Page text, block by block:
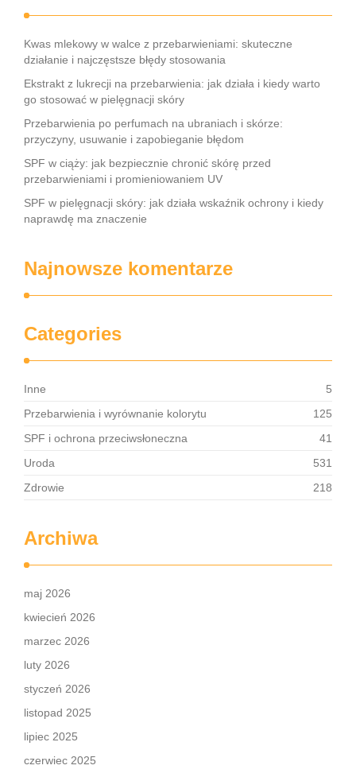
Kwas mlekowy w walce z przebarwieniami: skuteczne
działanie i najczęstsze błędy stosowania
Ekstrakt z lukrecji na przebarwienia: jak działa i kiedy warto
go stosować w pielęgnacji skóry
Przebarwienia po perfumach na ubraniach i skórze:
przyczyny, usuwanie i zapobieganie błędom
SPF w ciąży: jak bezpiecznie chronić skórę przed
przebarwieniami i promieniowaniem UV
SPF w pielęgnacji skóry: jak działa wskaźnik ochrony i kiedy
naprawdę ma znaczenie
Najnowsze komentarze
Categories
Inne
5
Przebarwienia i wyrównanie kolorytu
125
SPF i ochrona przeciwsłoneczna
41
Uroda
531
Zdrowie
218
Archiwa
maj 2026
kwiecień 2026
marzec 2026
luty 2026
styczeń 2026
listopad 2025
lipiec 2025
czerwiec 2025